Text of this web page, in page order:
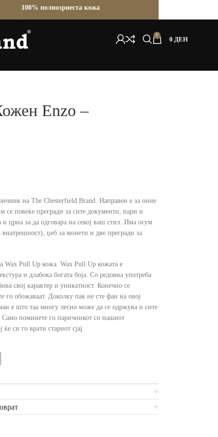
0
0 ДЕН
Enzo –
на The Chesterfield Brand. Направен е за оние
се повеќе прегради за сите документи, пари и
црна за да одговара на секој ваш стил. Има осум
џеб за монети и две прегради за
Wax Pull Up кожа. Wax Pull Up кожата е
и длабока богата боја. Со редовна употреба
свој карактер и уникатност. Конечно се
го обожаваат. Доколку пак не сте фан на овој
е што таа многу лесно може да се одржува и сите
поминете го паричникот со нашиот
си го врати стариот сјај.
100% полнозрнеста кожа